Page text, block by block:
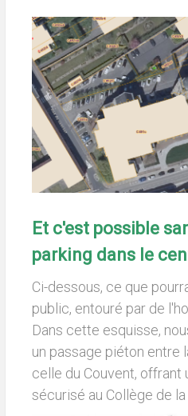
Et c'est possible
parking dans le
Ci-dessous, ce que
public, entouré par de
Dans cette esquisse,
un passage piéton entre
celle du Couvent, offrant
sécurisé au Collège de la